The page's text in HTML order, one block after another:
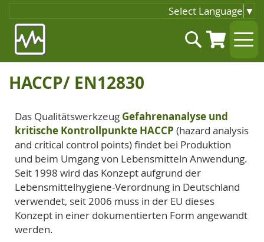
Select Language ▼
Inhalt
springen
Suche
HACCP/ EN12830
Das Qualitätswerkzeug Gefahrenanalyse und
kritische Kontrollpunkte HACCP (hazard analysis
and critical control points) findet bei Produktion
und beim Umgang von Lebensmitteln Anwendung.
Seit 1998 wird das Konzept aufgrund der
Lebensmittelhygiene-Verordnung in Deutschland
verwendet, seit 2006 muss in der EU dieses
Konzept in einer dokumentierten Form angewandt
werden.